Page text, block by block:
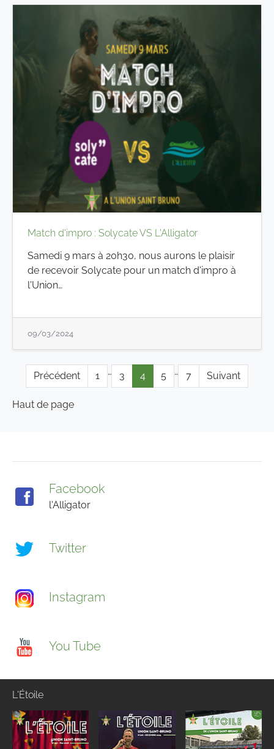
Match d'impro : Solycate VS L'Alligator
Samedi 9 mars à 20h30, nous aurons le plaisir
de recevoir Solycate pour un match d'impro à
l'Union…
09/03/2024
Précédent 1 … 3 4 5 … 7 Suivant
Haut de page
Facebook
l'Alligator
Twitter
Instagram
You Tube
L'Étoile